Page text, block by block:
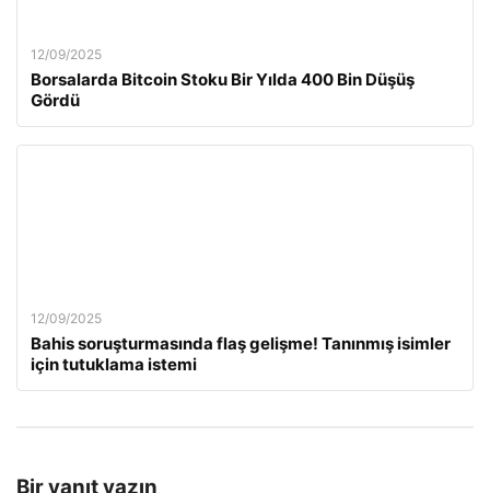
12/09/2025
Borsalarda Bitcoin Stoku Bir Yılda 400 Bin Düşüş
Gördü
12/09/2025
Bahis soruşturmasında flaş gelişme! Tanınmış isimler
için tutuklama istemi
Bir yanıt yazın